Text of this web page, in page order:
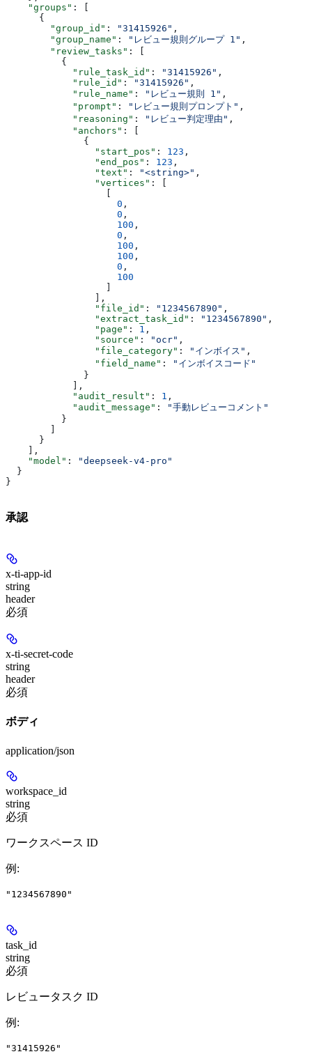
    "groups"
: [
      {
        "group_id"
: "31415926" ,
        "group_name"
: "レビュー規則グループ 1" ,
        "review_tasks"
: [
          {
            "rule_task_id"
: "31415926" ,
            "rule_id"
: "31415926" ,
            "rule_name"
: "レビュー規則 1" ,
            "prompt"
: "レビュー規則プロンプト" ,
            "reasoning"
: "レビュー判定理由" ,
            "anchors"
: [
              {
                "start_pos"
: 123 ,
                "end_pos"
: 123 ,
                "text"
: "<string>" ,
                "vertices"
: [
                  [
                    0
,
                    0
,
                    100
,
                    0
,
                    100
,
                    100
,
                    0
,
                    100
                  ]
                ],
                "file_id"
: "1234567890" ,
                "extract_task_id"
: "1234567890" ,
                "page"
: 1 ,
                "source"
: "ocr" ,
                "file_category"
: "インボイス" ,
                "field_name"
:
"インボイスコード"
              }
            ],
            "audit_result"
: 1 ,
            "audit_message"
:
"手動レビューコメント"
          }
        ]
      }
    ],
    "model"
:
"deepseek-v4-pro"
  }
}
承認
x-ti-app-id
string
header
必須
x-ti-secret-code
string
header
必須
ボディ
application/json
workspace_id
string
必須
ワークスペース ID
例 :
"1234567890"
task_id
string
必須
レビュータスク ID
例 :
"31415926"